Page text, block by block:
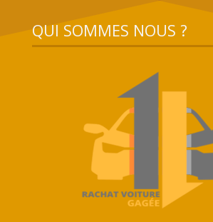
QUI SOMMES NOUS ?